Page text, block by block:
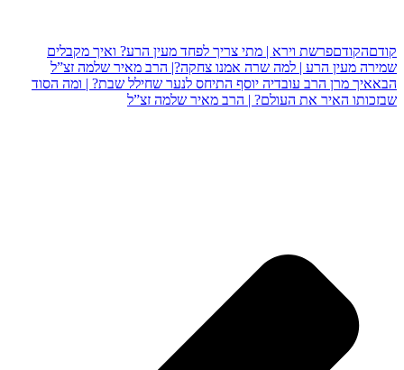
קודםהקודםפרשת וירא | מתי צריך לפחד מעין הרע? ואיך מקבלים
שמירה מעין הרע | למה שרה אמנו צחקה?| הרב מאיר שלמה זצ”ל
הבאאיך מרן הרב עובדיה יוסף התיחס לנער שחילל שבת? | ומה הסוד
שבזכותו האיר את העולם? | הרב מאיר שלמה זצ”ל